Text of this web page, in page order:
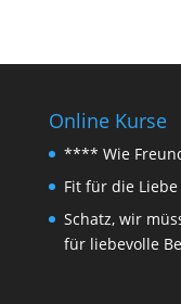
Online Kurse
**** Wie
Fit für die Liebe
Schatz, wir
für liebevolle